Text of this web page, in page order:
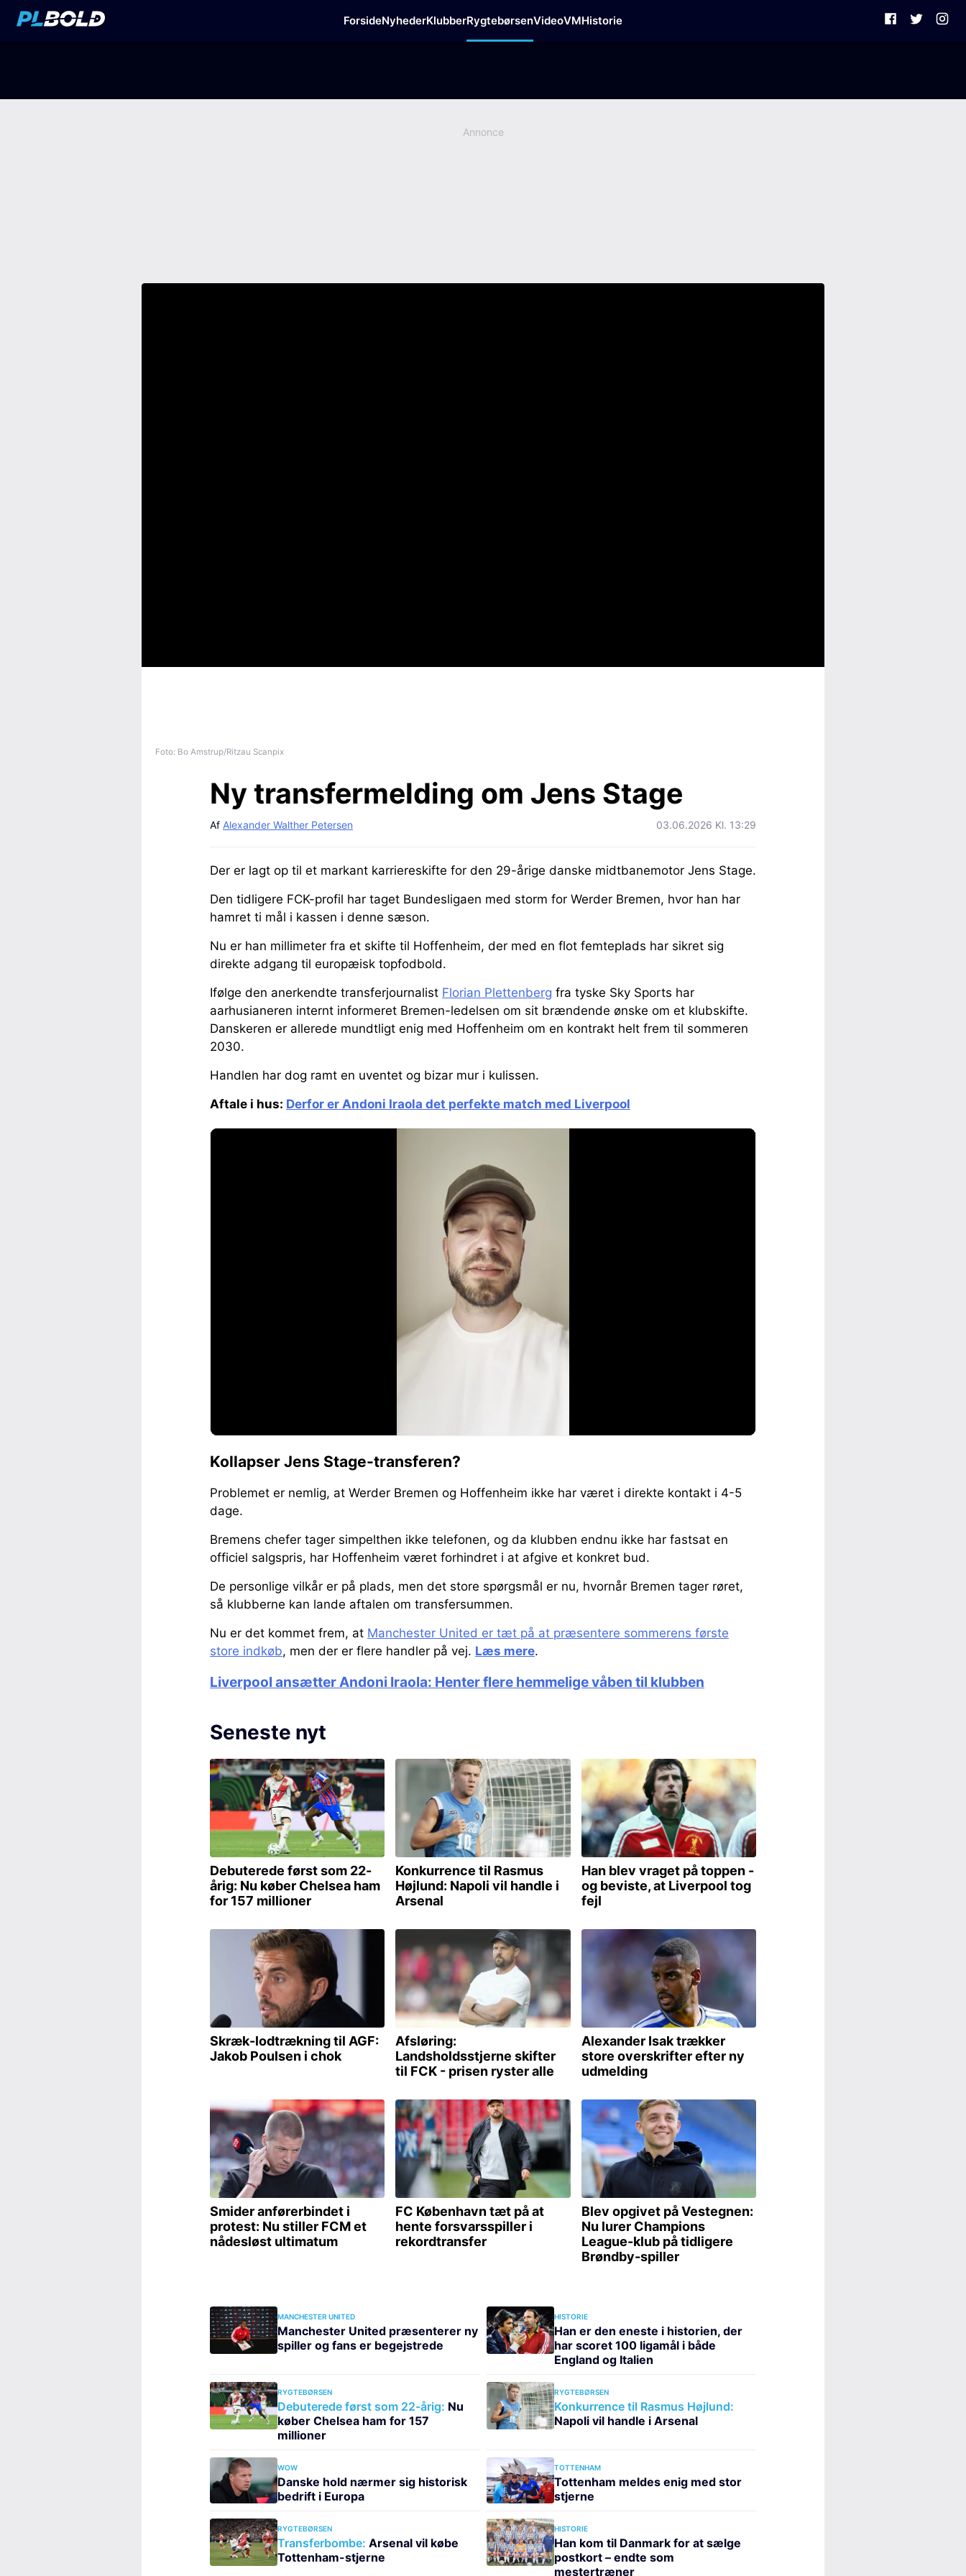
ForsideNyhederKlubberRygtebørsenVideoVMHistorie
Annonce
Foto: Bo Amstrup/Ritzau Scanpix
Ny transfermelding om Jens Stage
Af Alexander Walther Petersen 03.06.2026 Kl. 13:29
Der er lagt op til et markant karriereskifte for den 29-årige danske midtbanemotor Jens Stage.
Den tidligere FCK-profil har taget Bundesligaen med storm for Werder Bremen, hvor han har
hamret ti mål i kassen i denne sæson.
Nu er han millimeter fra et skifte til Hoffenheim, der med en flot femteplads har sikret sig
direkte adgang til europæisk topfodbold.
Ifølge den anerkendte transferjournalist Florian Plettenberg fra tyske Sky Sports har
aarhusianeren internt informeret Bremen-ledelsen om sit brændende ønske om et klubskifte.
Danskeren er allerede mundtligt enig med Hoffenheim om en kontrakt helt frem til sommeren
2030.
Handlen har dog ramt en uventet og bizar mur i kulissen.
Aftale i hus: Derfor er Andoni Iraola det perfekte match med Liverpool
Kollapser Jens Stage-transferen?
Problemet er nemlig, at Werder Bremen og Hoffenheim ikke har været i direkte kontakt i 4-5
dage.
Bremens chefer tager simpelthen ikke telefonen, og da klubben endnu ikke har fastsat en
officiel salgspris, har Hoffenheim været forhindret i at afgive et konkret bud.
De personlige vilkår er på plads, men det store spørgsmål er nu, hvornår Bremen tager røret,
så klubberne kan lande aftalen om transfersummen.
Nu er det kommet frem, at Manchester United er tæt på at præsentere sommerens første
store indkøb, men der er flere handler på vej. Læs mere.
Liverpool ansætter Andoni Iraola: Henter flere hemmelige våben til klubben
Seneste nyt
MANCHESTER UNITED
Manchester United præsenterer ny
spiller og fans er begejstrede
HISTORIE
Han er den eneste i historien, der
har scoret 100 ligamål i både
England og Italien
RYGTEBØRSEN
Debuterede først som 22-årig: Nu
køber Chelsea ham for 157
millioner
RYGTEBØRSEN
Konkurrence til Rasmus Højlund:
Napoli vil handle i Arsenal
WOW
Danske hold nærmer sig historisk
bedrift i Europa
TOTTENHAM
Tottenham meldes enig med stor
stjerne
RYGTEBØRSEN
Transferbombe: Arsenal vil købe
Tottenham-stjerne
HISTORIE
Han kom til Danmark for at sælge
postkort – endte som
mestertræner